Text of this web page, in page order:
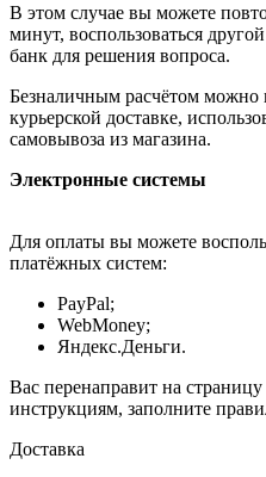
В этом случае вы можете
минут, воспользоваться
банк для решения вопроса.
Безналичным расчётом можно
курьерской доставке,
самовывоза из магазина.
Электронные системы
Для оплаты вы можете
платёжных систем:
PayPal;
WebMoney;
Яндекс.Деньги.
Вас перенаправит на
инструкциям, заполните
Доставка